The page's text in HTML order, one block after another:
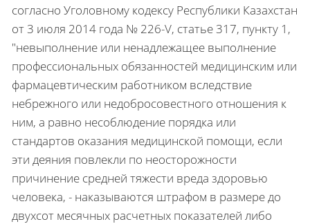
согласно Уголовному кодексу Республики Казахстан
от 3 июля 2014 года № 226-V, статье 317, пункту 1,
"невыполнение или ненадлежащее выполнение
профессиональных обязанностей медицинским или
фармацевтическим работником вследствие
небрежного или недобросовестного отношения к
ним, а равно несоблюдение порядка или
стандартов оказания медицинской помощи, если
эти деяния повлекли по неосторожности
причинение средней тяжести вреда здоровью
человека, - наказываются штрафом в размере до
двухсот месячных расчетных показателей либо